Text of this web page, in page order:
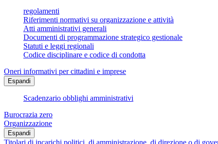
regolamenti
Riferimenti normativi su organizzazione e attività
Atti amministrativi generali
Documenti di programmazione strategico gestionale
Statuti e leggi regionali
Codice disciplinare e codice di condotta
Oneri informativi per cittadini e imprese
Espandi
Scadenzario obblighi amministrativi
Burocrazia zero
Organizzazione
Espandi
Titolari di incarichi politici, di amministrazione, di direzione o di